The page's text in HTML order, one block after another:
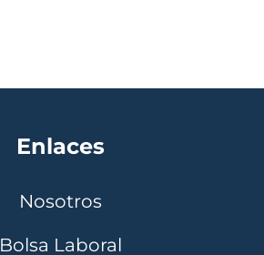
Enlaces
Nosotros
Bolsa Laboral